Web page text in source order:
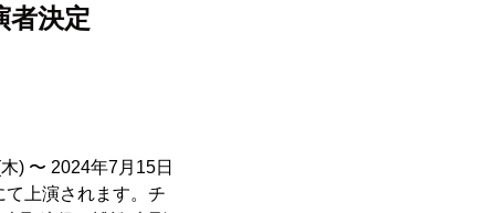
決定
) 〜 2024年7月15日
上演されます。チ